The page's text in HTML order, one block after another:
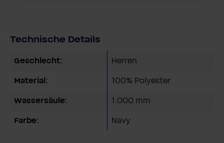
Technische Details
Geschlecht: Herren
Material: 100% Polyester
Wassersäule: 1.000 mm
Farbe: Navy